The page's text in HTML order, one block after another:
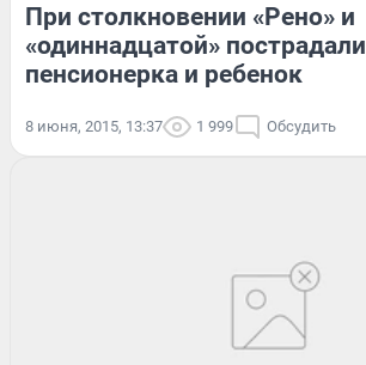
При столкновении «Рено» и
«одиннадцатой» пострадали
пенсионерка и ребенок
8 июня, 2015, 13:37 1 999 Обсудить